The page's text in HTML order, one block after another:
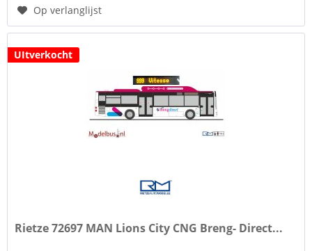
Op verlanglijst
UItverkocht
Rietze 72697 MAN Lions City CNG Breng- Direct...